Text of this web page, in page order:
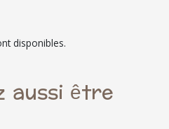
disponibles.
aussi être